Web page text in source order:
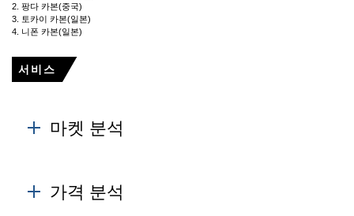
2. 팡다 카본(중국)
3. 토카이 카본(일본)
4. 니폰 카본(일본)
서비스
마켓 분석
에 대한 정보를 제공합니다. Graphite Electrode의 수요는
국가 및 지역 레벨 시장의 생산, 수입, 수출 및 재고 수준을
가격 분석